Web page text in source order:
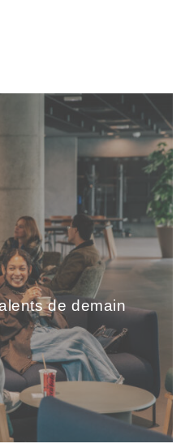
de demain